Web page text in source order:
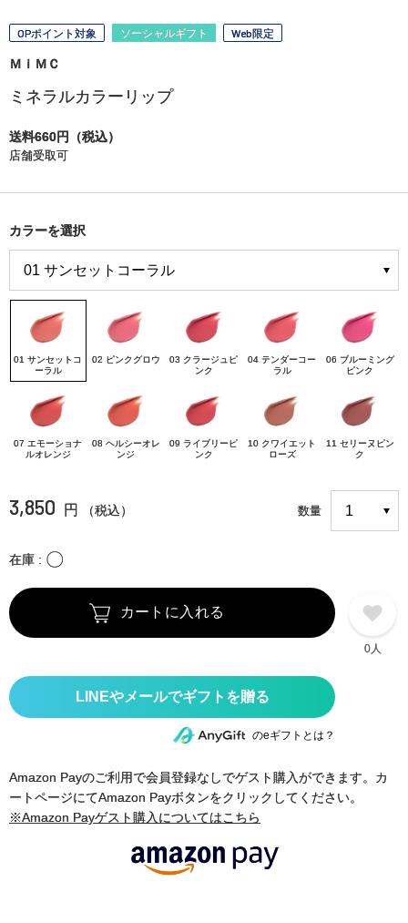
OPポイント対象 ソーシャルギフト Web限定
ＭｉＭＣ
ミネラルカラーリップ
送料660円（税込）
店舗受取可
カラーを選択
01 サンセットコ
ーラル
02 ピンクグロウ
03 クラージュピ
ンク
04 テンダーコー
ラル
06 ブルーミング
ピンク
07 エモーショナ
ルオレンジ
08 ヘルシーオレ
ンジ
09 ライブリーピ
ンク
10 クワイエット
ローズ
11 セリーヌピン
ク
3,850 円 （税込） 数量
在庫 〇
カートに入れる
0人
のeギフトとは？
Amazon Payのご利用で会員登録なしでゲスト購入ができます。カ
ートページにてAmazon Payボタンをクリックしてください。
※Amazon Payゲスト購入についてはこちら